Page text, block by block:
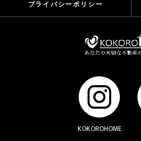
プライバシーポリシー
KOKOROHOME